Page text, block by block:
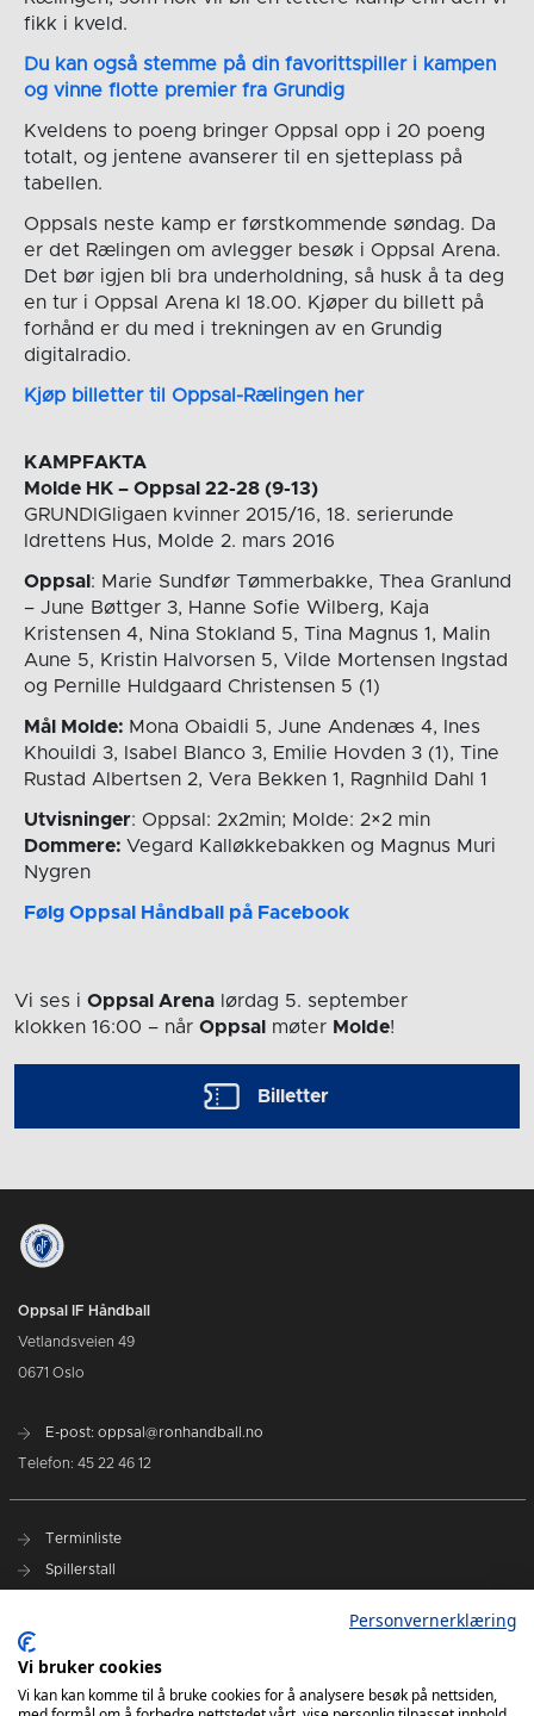
fikk i kveld.
Du kan også stemme på din favorittspiller i kampen
og vinne flotte premier fra Grundig
Kveldens to poeng bringer Oppsal opp i 20 poeng
totalt, og jentene avanserer til en sjetteplass på
tabellen.
Oppsals neste kamp er førstkommende søndag. Da
er det Rælingen om avlegger besøk i Oppsal Arena.
Det bør igjen bli bra underholdning, så husk å ta deg
en tur i Oppsal Arena kl 18.00. Kjøper du billett på
forhånd er du med i trekningen av en Grundig
digitalradio.
Kjøp billetter til Oppsal-Rælingen her
KAMPFAKTA
Molde HK – Oppsal 22-28 (9-13)
GRUNDIGligaen kvinner 2015/16, 18. serierunde
Idrettens Hus, Molde 2. mars 2016
Oppsal : Marie Sundfør Tømmerbakke, Thea Granlund
– June Bøttger 3, Hanne Sofie Wilberg, Kaja
Kristensen 4, Nina Stokland 5, Tina Magnus 1, Malin
Aune 5, Kristin Halvorsen 5, Vilde Mortensen Ingstad
og Pernille Huldgaard Christensen 5 (1)
Mål Molde: Mona Obaidli 5, June Andenæs 4, Ines
Khouildi 3, Isabel Blanco 3, Emilie Hovden 3 (1), Tine
Rustad Albertsen 2, Vera Bekken 1, Ragnhild Dahl 1
Utvisninger: Oppsal: 2x2min; Molde: 2×2 min
Dommere: Vegard Kalløkkebakken og Magnus Muri
Nygren
Følg Oppsal Håndball på Facebook
Vi ses i Oppsal Arena lørdag 5. september
klokken 16:00 – når Oppsal møter Molde!
Billetter
Oppsal IF Håndball
Vetlandsveien 49
0671 Oslo
E-post: oppsal@ronhandball.no
Telefon: 45 22 46 12
Terminliste
Spillerstall
Målklubben
Personvernerklæring
Vi bruker cookies
Vi kan kan komme til å bruke cookies for å analysere besøk på nettsiden,